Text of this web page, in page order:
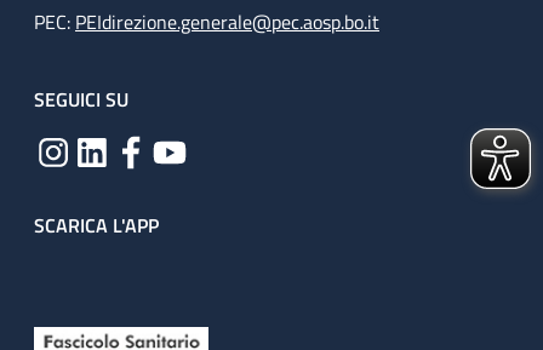
PEC: PEIdirezione.generale@pec.aosp.bo.it
SEGUICI SU
SCARICA L'APP